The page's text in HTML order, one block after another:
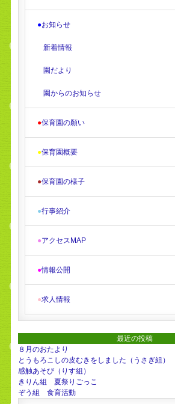
●お知らせ
新着情報
園だより
園からのお知らせ
●保育園の願い
●保育園概要
●保育園の様子
●行事紹介
●アクセスMAP
●情報公開
●求人情報
最近の投稿
８月のおたより
とうもろこしの皮むきをしました（うさぎ組）
感触あそび（りす組）
きりん組 夏祭りごっこ
ぞう組 食育活動